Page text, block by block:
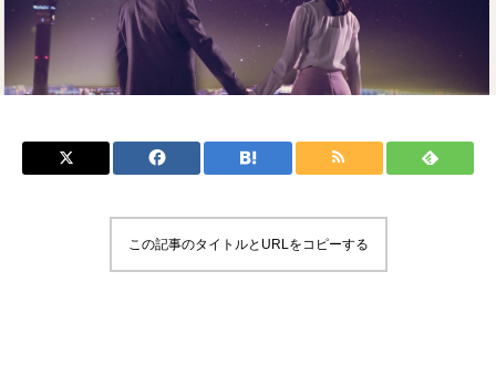
この記事のタイトルとURLをコピーする